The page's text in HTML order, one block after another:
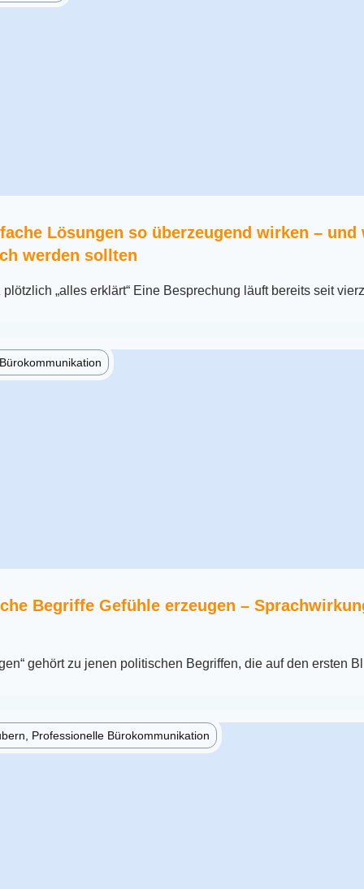
Lösungen so überzeugend wirken – und
werden sollten
„alles erklärt“ Eine Besprechung läuft bereits seit
Begriffe Gefühle erzeugen –
gehört zu jenen politischen Begriffen, die auf den ersten
Professionelle Bürokommunikation